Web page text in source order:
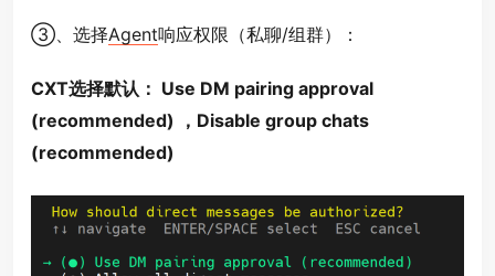
③、选择Agent响应权限（私聊/组群）：
CXT选择默认： Use DM pairing approval
(recommended) ，Disable group chats
(recommended)